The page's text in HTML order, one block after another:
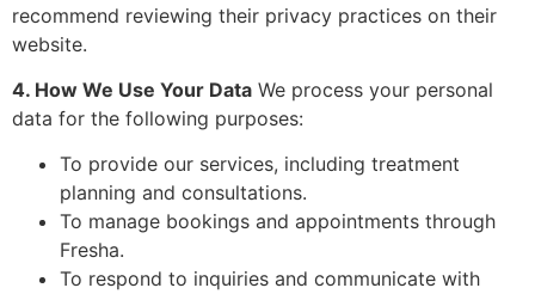
recommend reviewing their privacy practices on their
website.
4. How We Use Your Data We process your personal
data for the following purposes:
To provide our services, including treatment
planning and consultations.
To manage bookings and appointments through
Fresha.
To respond to inquiries and communicate with